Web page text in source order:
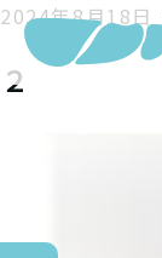
2024年8月18日
２